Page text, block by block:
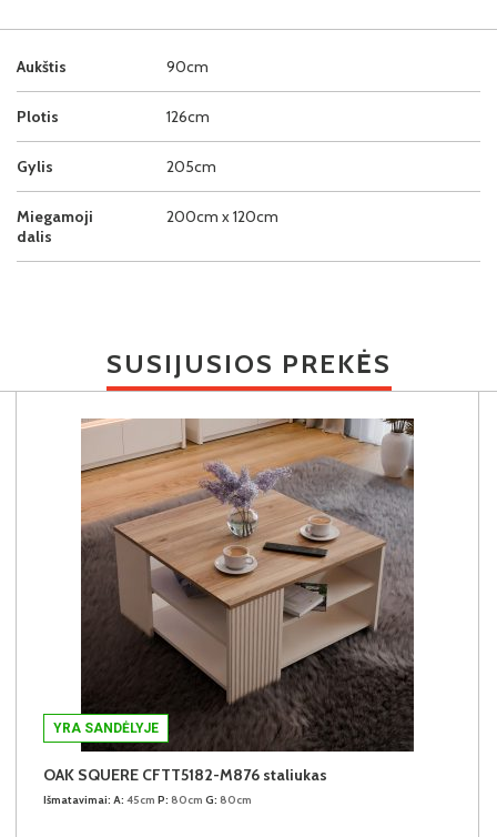
Aukštis 90cm
Plotis 126cm
Gylis 205cm
Miegamoji
dalis
200cm x 120cm
SUSIJUSIOS PREKĖS
YRA SANDĖLYJE
OAK SQUERE CFTT5182-M876 staliukas
Išmatavimai: A: 45cm P: 80cm G: 80cm